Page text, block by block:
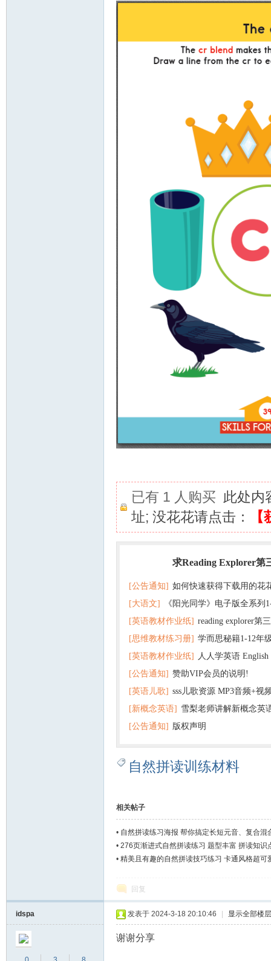
已有 1 人购买 此处内
址; 没花花请点击：
求Reading Explorer第
[公告通知] 如何快速获得下载用的花
[大语文]
《阳光同学》电子版全系列
+英语
[英语教材作业纸] reading explorer第
+音频 百度云网盘下载
[思维教材练习册] 学而思秘籍1-12年
子版PDF全册 百度网盘
[英语教材作业纸] 人人学英语
版pdf 百度网盘下载
[公告通知] 赞助VIP会员的说明!
[英语儿歌] sss儿歌资源 MP3音频+视
百度云网盘下载
[新概念英语] 雪梨老师讲解新概念英
[公告通知] 版权声明
自然拼读训练材料
相关帖子
• 自然拼读练习海报 帮你搞定长短元音、复合混
• 276页渐进式自然拼读练习 题型丰富 拼读知识
• 精美且有趣的自然拼读技巧练习 卡通风格超可
回复
idspa 发表于 2024-3-18 20:10:46 显示全部楼层
谢谢分享